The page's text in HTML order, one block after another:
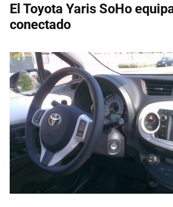
El Toyota Yaris SoHo
conectado